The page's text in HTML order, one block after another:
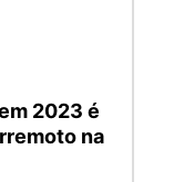
2023 é
na